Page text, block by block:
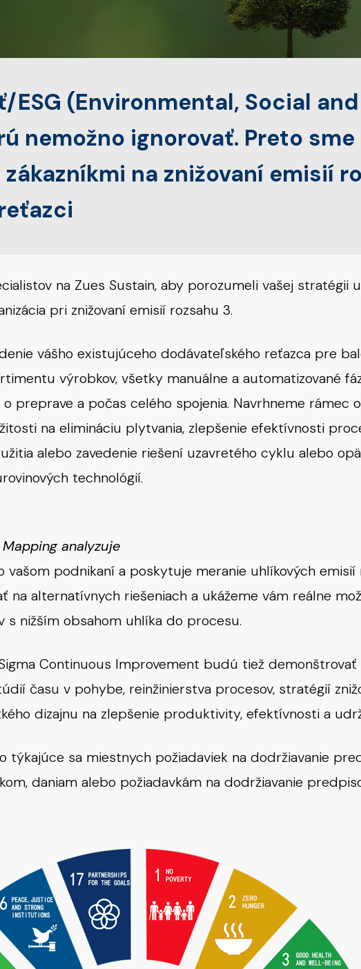
(Environmental, Social
nemožno ignorovať. Preto
na znižovaní emisií
na Zues Sustain, aby porozumeli vašej stratégii
pri znižovaní emisií rozsahu 3.
vášho existujúceho dodávateľského reťazca pre
výrobkov, všetky manuálne a automatizované
preprave a počas celého spojenia. Navrhneme rámec
na elimináciu plytvania, zlepšenie efektívnosti
alebo zavedenie riešení uzavretého cyklu alebo
technológií.
analyzuje
podnikaní a poskytuje meranie uhlíkových emisií
na alternatívnych riešeniach a ukážeme vám reálne
s nižším obsahom uhlíka do procesu.
Continuous Improvement budú tiež
času v pohybe, reinžinierstva procesov, stratégií
dizajnu na zlepšenie produktivity, efektívnosti a
týkajúce sa miestnych požiadaviek na dodržiavanie
daniam alebo požiadavkám na dodržiavanie